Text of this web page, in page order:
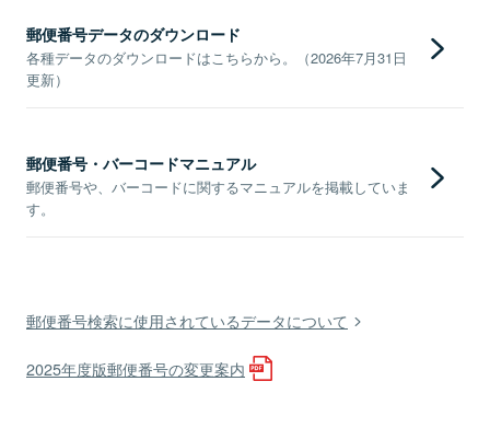
郵便番号データのダウンロード
各種データのダウンロードはこちらから。（2026年7月31日
更新）
郵便番号・バーコードマニュアル
郵便番号や、バーコードに関するマニュアルを掲載していま
す。
郵便番号検索に使用されているデータについて
2025年度版郵便番号の変更案内